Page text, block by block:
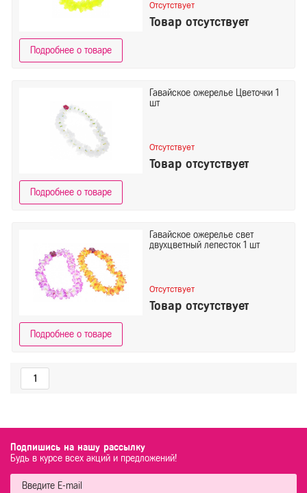
Отсутствует
Товар отсутствует
Подробнее о товаре
Гавайское ожерелье Цветочки 1
шт
Отсутствует
Товар отсутствует
Подробнее о товаре
Гавайское ожерелье свет
двухцветный лепесток 1 шт
Отсутствует
Товар отсутствует
Подробнее о товаре
1
Подпишись на нашу рассылку
Будь в курсе всех акций и предложений!